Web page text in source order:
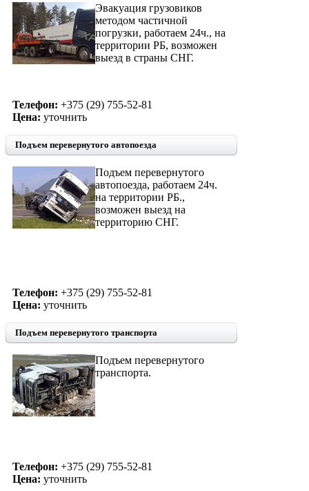
Эвакуация грузовиков
методом частичной
погрузки, работаем 24ч., на
территории РБ, возможен
выезд в страны СНГ.
Телефон: +375 (29) 755-52-81
Цена: уточнить
Подъем перевернутого автопоезда
Подъем перевернутого
автопоезда, работаем 24ч.
на территории РБ.,
возможен выезд на
территорию СНГ.
Телефон: +375 (29) 755-52-81
Цена: уточнить
Подъем перевернутого транспорта
Подъем перевернутого
транспорта.
Телефон: +375 (29) 755-52-81
Цена: уточнить